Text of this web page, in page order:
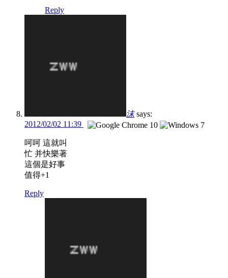
Reply
沫 says:
2012/02/02 11:39
呵呵 這就叫
忙 并快樂著
這個是好事
值得+1
Reply